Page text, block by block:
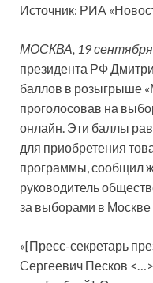
Источник: РИА
МОСКВА, 19
президента РФ
баллов в розыгрыше
проголосовав на
онлайн. Эти баллы
для приобретения
программы, сообщил
руководитель
за выборами в
«[Пресс-секретарь
Сергеевич Песков